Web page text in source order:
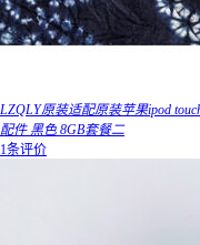
LZQLY原装适配原装苹果ipod
配件 黑色 8GB套餐二
1条评价